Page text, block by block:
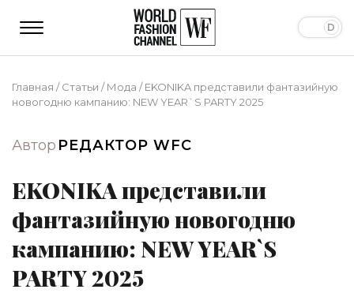
Главная /Статьи /Мода /EKONIKA представили фантазийную
новогодню кампанию: NEW YEAR`S PARTY 2025
Автор РЕДАКТОР WFC
EKONIKA представили
фантазийную новогодню
кампанию: NEW YEAR`S
PARTY 2025